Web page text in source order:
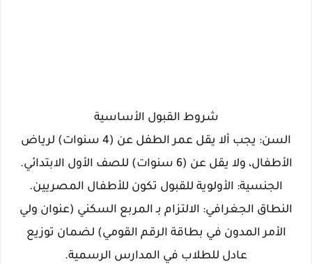
شروط القبول الأساسية
السن: يجب ألا يقل عمر الطفل عن (4 سنوات) لرياض
الأطفال، ولا يقل عن (6 سنوات) للصف الأول الابتدائي.
الجنسية: الأولوية للقبول تكون للأطفال المصريين.
النطاق الجغرافي: الالتزام بـ المربع السكني (عنوان ولي
الأمر المدون في بطاقة الرقم القومي) لضمان توزيع
عادل للطلاب في المدارس الرسمية.